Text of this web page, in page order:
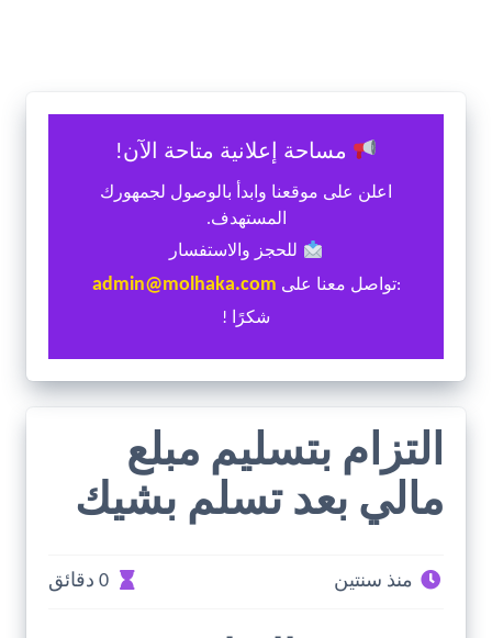
مساحة إعلانية متاحة الآن!
اعلن على موقعنا وابدأ بالوصول لجمهورك
المستهدف.
للحجز والاستفسار
:تواصل معنا على admin@molhaka.com
شكرًا !
التزام بتسليم مبلع
مالي بعد تسلم بشيك
منذ سنتين 0 دقائق